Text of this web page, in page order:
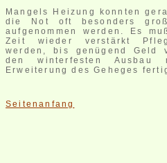
Mangels Heizung konnten
die Not oft besonders
aufgenommen werden. Es
Zeit wieder verstärkt
werden, bis genügend Geld
den winterfesten Ausbau
Erweiterung des Geheges
Seitenanfang